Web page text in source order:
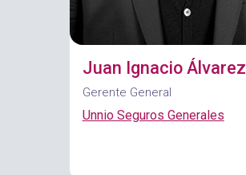
Juan Ignacio Álvarez
Gerente General
Unnio Seguros Generales